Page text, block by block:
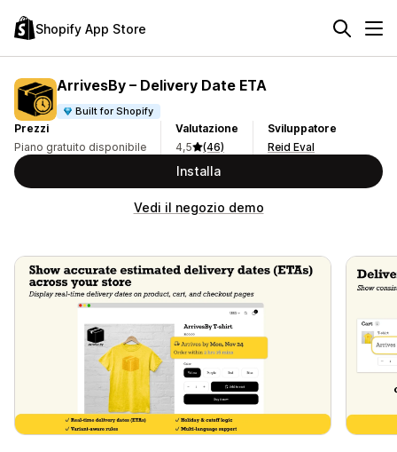
Shopify App Store
ArrivesBy – Delivery Date ETA
Built for Shopify
Prezzi
Piano gratuito disponibile
Valutazione
4,5
(46)
Sviluppatore
Reid Eval
Installa
Vedi il negozio demo